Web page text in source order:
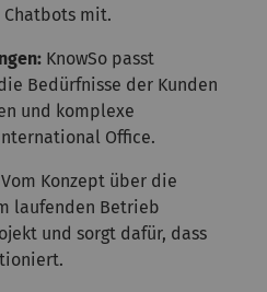
mit.
KnowSo passt
Bedürfnisse der Kunden
und komplexe
Office.
Vom Konzept über die
laufenden Betrieb
und sorgt dafür, dass